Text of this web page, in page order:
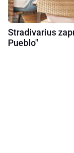
Stradivarius
Pueblo"